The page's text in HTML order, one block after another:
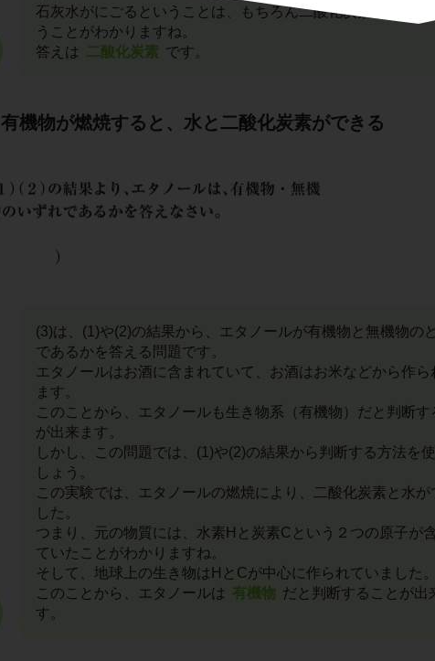
石灰水がにごるということは、もちろん二酸化炭素が発生し
うことがわかりますね。
答えは
二酸化炭素 です。
有機物が燃焼すると、水と二酸化炭素ができる
(3)は、(1)や(2)の結果から、エタノールが有機物と無機物の
であるかを答える問題です。
エタノールはお酒に含まれていて、お酒はお米などから作ら
ます。
このことから、エタノールも生き物系（有機物）だと判断す
が出来ます。
しかし、この問題では、(1)や(2)の結果から判断する方法を
しょう。
この実験では、エタノールの燃焼により、二酸化炭素と水が
した。
つまり、元の物質には、水素Hと炭素Cという２つの原子が
ていたことがわかりますね。
そして、地球上の生き物はHとCが中心に作られていました。
このことから、エタノールは 有機物 だと判断することが出
す。